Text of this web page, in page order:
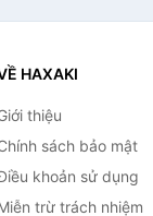
HAXAKI
thiệu
sách bảo mật
khoản sử dụng
trừ trách nhiệm